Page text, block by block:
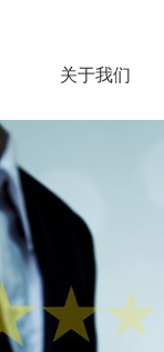
关于我们